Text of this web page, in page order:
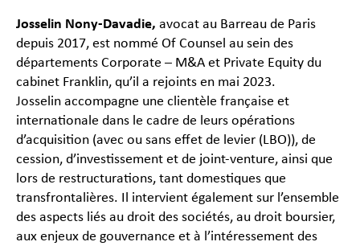
Josselin Nony-Davadie, avocat au Barreau de Paris
depuis 2017, est nommé Of Counsel au sein des
départements Corporate – M&A et Private Equity du
cabinet Franklin, qu’il a rejoints en mai 2023.
Josselin accompagne une clientèle française et
internationale dans le cadre de leurs opérations
d’acquisition (avec ou sans effet de levier (LBO)), de
cession, d’investissement et de joint-venture, ainsi que
lors de restructurations, tant domestiques que
transfrontalières. Il intervient également sur l’ensemble
des aspects liés au droit des sociétés, au droit boursier,
aux enjeux de gouvernance et à l’intéressement des